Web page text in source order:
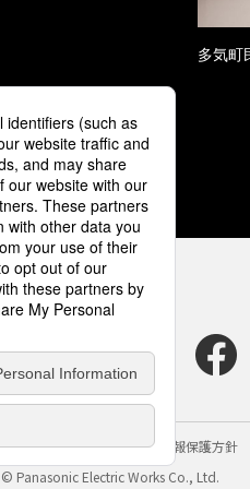
多気町
クッキーポリシー
個人情報保護方針
© Panasonic Electric Works Co., Ltd.